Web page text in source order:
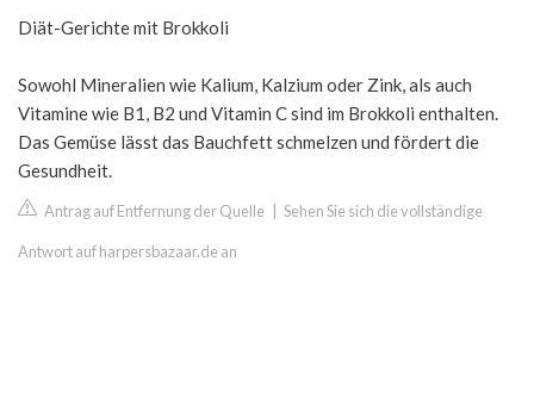
Diät-Gerichte mit Brokkoli
Sowohl Mineralien wie Kalium, Kalzium oder Zink, als auch
Vitamine wie B1, B2 und Vitamin C sind im Brokkoli enthalten.
Das Gemüse lässt das Bauchfett schmelzen und fördert die
Gesundheit.
Antrag auf Entfernung der Quelle Sehen Sie sich die vollständige
Antwort auf harpersbazaar.de an